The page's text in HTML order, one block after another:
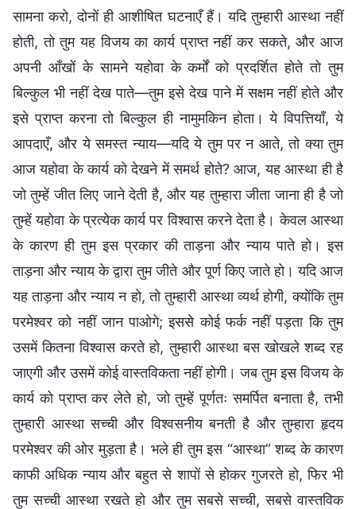
सामना करो, दोनों ही आशीषित घटनाएँ हैं। यदि तुम्हारी आस्था नहीं
होती, तो तुम यह विजय का कार्य प्राप्त नहीं कर सकते, और आज
अपनी आँखों के सामने यहोवा के कर्मों को प्रदर्शित होते तो तुम
बिल्कुल भी नहीं देख पाते—तुम इसे देख पाने में सक्षम नहीं होते और
इसे प्राप्त करना तो बिल्कुल ही नामुमकिन होता। ये विपत्तियाँ, ये
आपदाएँ, और ये समस्त न्याय—यदि ये तुम पर न आते, तो क्या तुम
आज यहोवा के कार्य को देखने में समर्थ होते? आज, यह आस्था ही है
जो तुम्हें जीत लिए जाने देती है, और यह तुम्हारा जीता जाना ही है जो
तुम्हें यहोवा के प्रत्येक कार्य पर विश्वास करने देता है। केवल आस्था
के कारण ही तुम इस प्रकार की ताड़ना और न्याय पाते हो। इस
ताड़ना और न्याय के द्वारा तुम जीते और पूर्ण किए जाते हो। यदि आज
यह ताड़ना और न्याय न हो, तो तुम्हारी आस्था व्यर्थ होगी, क्योंकि तुम
परमेश्वर को नहीं जान पाओगे; इससे कोई फर्क नहीं पड़ता कि तुम
उसमें कितना विश्वास करते हो, तुम्हारी आस्था बस खोखले शब्द रह
जाएगी और उसमें कोई वास्तविकता नहीं होगी। जब तुम इस विजय के
कार्य को प्राप्त कर लेते हो, जो तुम्हें पूर्णतः समर्पित बनाता है, तभी
तुम्हारी आस्था सच्ची और विश्वसनीय बनती है और तुम्हारा हृदय
परमेश्वर की ओर मुड़ता है। भले ही तुम इस “आस्था” शब्द के कारण
काफी अधिक न्याय और बहुत से शापों से होकर गुजरते हो, फिर भी
तुम सच्ची आस्था रखते हो और तुम सबसे सच्ची, सबसे वास्तविक